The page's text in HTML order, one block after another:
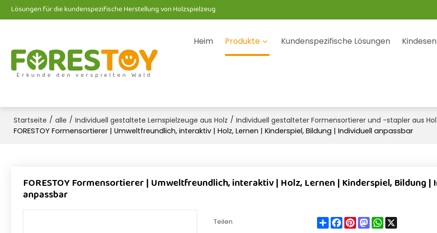
Lösungen für die kundenspezifische Herstellung von Holzspielzeug
Erkunde den verspielten Wald
Heim Produkte Kundenspezifische Lösungen
Startseite / alle / Individuell gestaltete Lernspielzeuge aus Holz / Individuell gestalteter Formensortierer und -stapler aus
FORESTOY Formensortierer | Umweltfreundlich, interaktiv | Holz, Lernen | Kinderspiel, Bildung | Individuell anpassbar
FORESTOY Formensortierer | Umweltfreundlich, interaktiv | Holz, Lernen | Kinderspiel, Bildung |
anpassbar
Teilen ShareFacebook
PinterestMastodonWhatsApp
X